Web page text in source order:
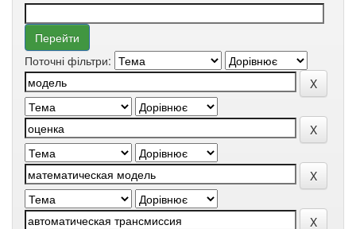
Поточні фільтри: